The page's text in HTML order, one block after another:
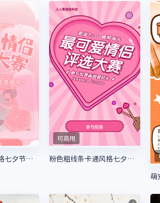
粉色唯美渐变风格七夕节照片投票活动
可商用
粉色粗线条卡通风格七夕节照片投票活动